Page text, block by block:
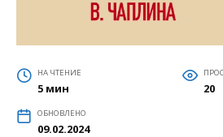
НА ЧТЕНИЕ
5 мин 20
ОБНОВЛЕНО
09.02.2024